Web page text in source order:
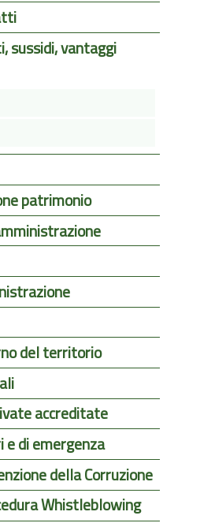
sussidi, vantaggi
patrimonio
del territorio
accreditate
di emergenza
della Corruzione
Whistleblowing